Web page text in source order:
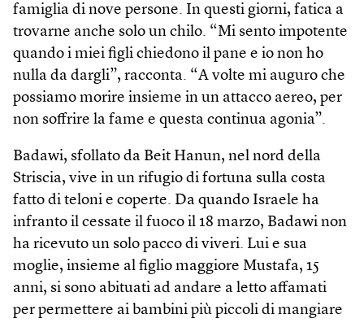
famiglia di nove persone. In questi giorni, fatica a
trovarne anche solo un chilo. “Mi sento impotente
quando i miei figli chiedono il pane e io non ho
nulla da dargli”, racconta. “A volte mi auguro che
possiamo morire insieme in un attacco aereo, per
non soffrire la fame e questa continua agonia”.
Badawi, sfollato da Beit Hanun, nel nord della
Striscia, vive in un rifugio di fortuna sulla costa
fatto di teloni e coperte. Da quando Israele ha
infranto il cessate il fuoco il 18 marzo, Badawi non
ha ricevuto un solo pacco di viveri. Lui e sua
moglie, insieme al figlio maggiore Mustafa, 15
anni, si sono abituati ad andare a letto affamati
per permettere ai bambini più piccoli di mangiare